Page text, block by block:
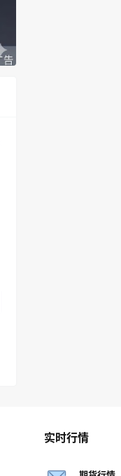
实时行情